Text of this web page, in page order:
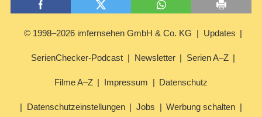
© 1998–2026 imfernsehen GmbH & Co. KG Updates
SerienChecker-Podcast Newsletter Serien A–Z
Filme A–Z Impressum Datenschutz
Datenschutzeinstellungen Jobs Werbung schalten